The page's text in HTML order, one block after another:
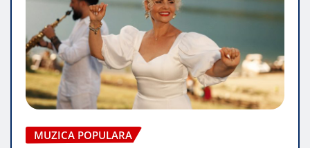
MUZICA POPULARA